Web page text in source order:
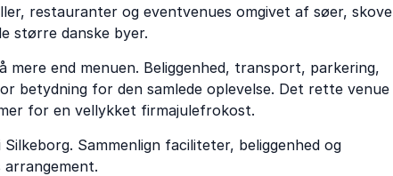
restauranter og eventvenues omgivet af søer, skove
større danske byer.
end menuen. Beliggenhed, transport, parkering,
betydning for den samlede oplevelse. Det rette venue
for en vellykket firmajulefrokost.
Sammenlign faciliteter, beliggenhed og